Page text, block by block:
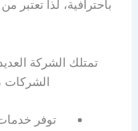
باحترافية، لذا
تمتلك الشركة
الشركات
توفر